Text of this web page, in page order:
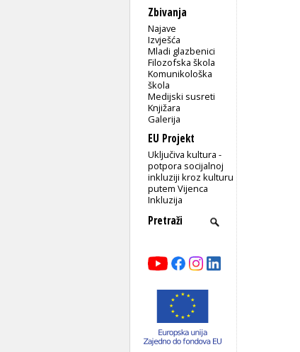
Zbivanja
Najave
Izvješća
Mladi glazbenici
Filozofska škola
Komunikološka
škola
Medijski susreti
Knjižara
Galerija
EU Projekt
Uključiva kultura -
potpora socijalnoj
inkluziji kroz kulturu
putem Vijenca
Inkluzija